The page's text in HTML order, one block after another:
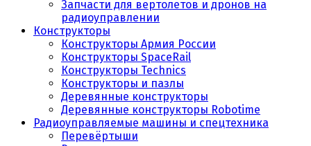
Запчасти для вертолетов и дронов на
радиоуправлении
Конструкторы
Конструкторы Армия России
Конструкторы SpaceRail
Конструкторы Technics
Конструкторы и пазлы
Деревянные конструкторы
Деревянные конструкторы Robotime
Радиоуправляемые машины и спецтехника
Перевёртыши